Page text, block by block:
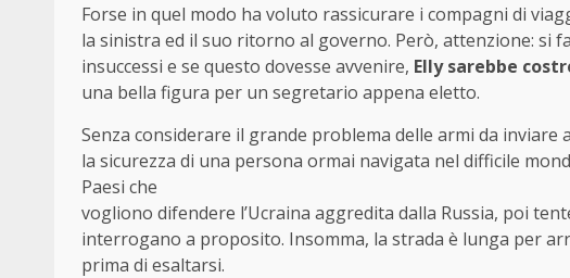
Forse in quel modo ha voluto rassicurare i compagni di
la sinistra ed il suo ritorno al governo. Però, attenzione: si
insuccessi e se questo dovesse avvenire, Elly sarebbe
una bella figura per un segretario appena eletto.
Senza considerare il grande problema delle armi da inviare
la sicurezza di una persona ormai navigata nel difficile
Paesi che
vogliono difendere l’Ucraina aggredita dalla Russia, poi
interrogano a proposito. Insomma, la strada è lunga per
prima di esaltarsi.